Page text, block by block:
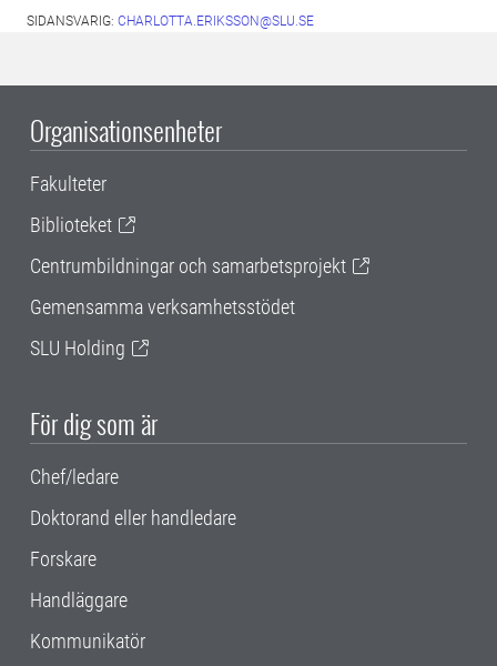
SIDANSVARIG: CHARLOTTA.ERIKSSON@SLU.SE
Organisationsenheter
Fakulteter
Biblioteket
Centrumbildningar och samarbetsprojekt
Gemensamma verksamhetsstödet
SLU Holding
För dig som är
Chef/ledare
Doktorand eller handledare
Forskare
Handläggare
Kommunikatör